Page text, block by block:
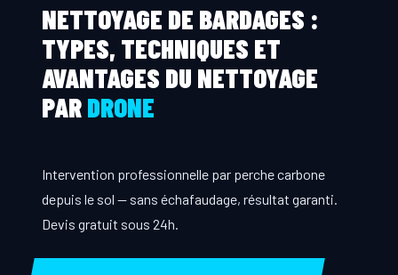
NETTOYAGE DE BARDAGES :
TYPES, TECHNIQUES ET
AVANTAGES DU NETTOYAGE
PARDRONE
Intervention professionnelle par perche carbone
depuis le sol — sans échafaudage, résultat garanti.
Devis gratuit sous 24h.